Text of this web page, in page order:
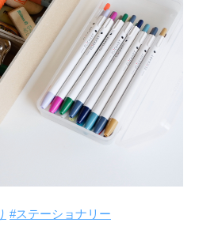
#ステーショナリー